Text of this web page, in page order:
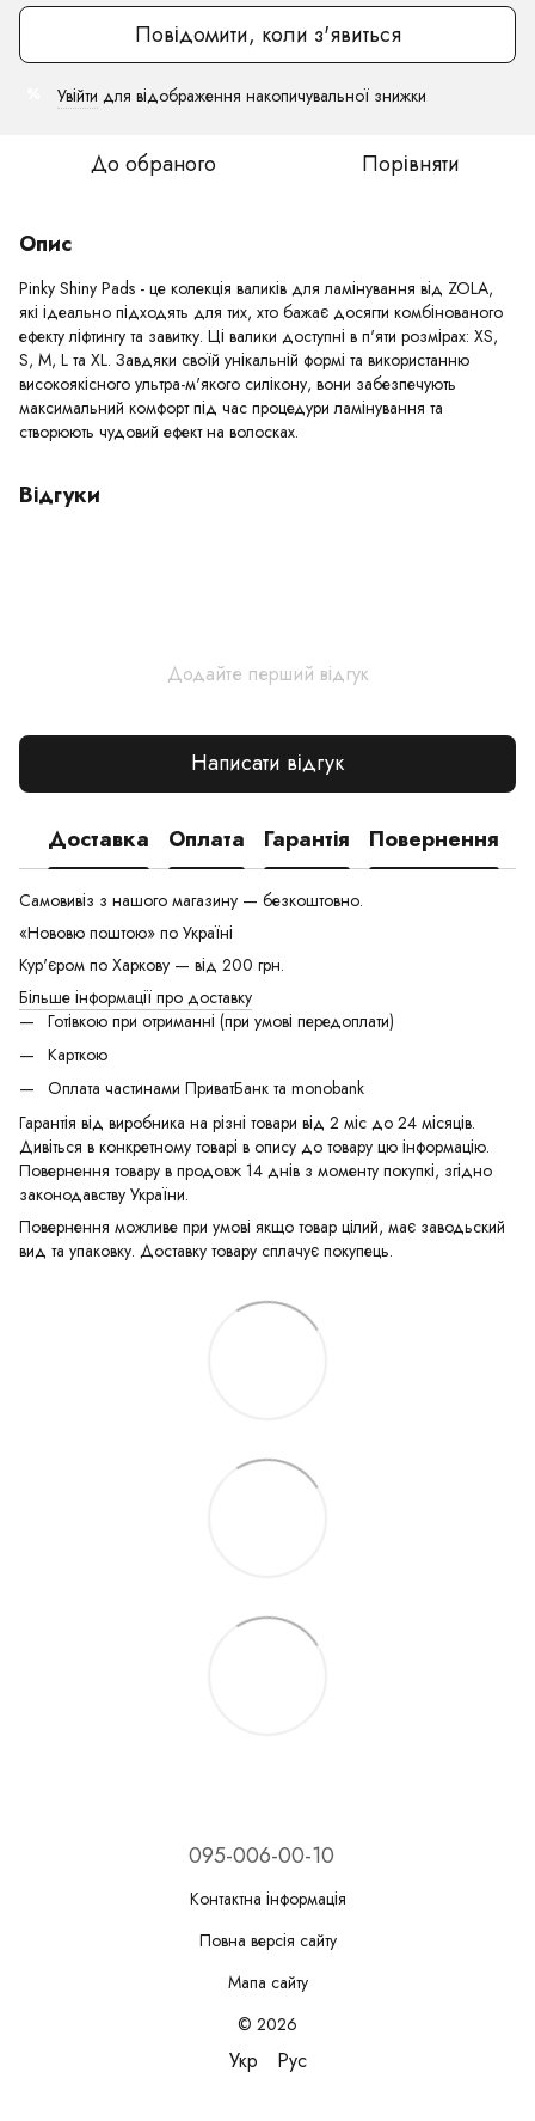
Повідомити, коли з'явиться
Увійти для відображення накопичувальної знижки
До обраного Порівняти
Опис
Pinky Shiny Pads - це колекція валиків для ламінування від ZOLA,
які ідеально підходять для тих, хто бажає досягти комбінованого
ефекту ліфтингу та завитку. Ці валики доступні в п'яти розмірах: XS,
S, M, L та XL. Завдяки своїй унікальній формі та використанню
високоякісного ультра-м'якого силікону, вони забезпечують
максимальний комфорт під час процедури ламінування та
створюють чудовий ефект на волосках.
Відгуки
Додайте перший відгук
Написати відгук
Доставка Оплата Гарантія Повернення
Самовивіз з нашого магазину — безкоштовно.
«Нововю поштою» по Україні
Кур'єром по Харкову — від 200 грн.
Більше інформації про доставку
Готівкою при отриманні (при умові передоплати)
Карткою
Оплата частинами ПриватБанк та monobank
Гарантія від виробника на різні товари від 2 міс до 24 місяців.
Дивіться в конкретному товарі в опису до товару цю інформацію.
Повернення товару в продовж 14 днів з моменту покупкі, згідно
законодавству України.
Повернення можливе при умові якщо товар цілий, має заводьский
вид та упаковку. Доставку товару сплачує покупець.
095-006-00-10
Контактна інформація
Повна версія сайту
Мапа сайту
© 2026
Укр Рус